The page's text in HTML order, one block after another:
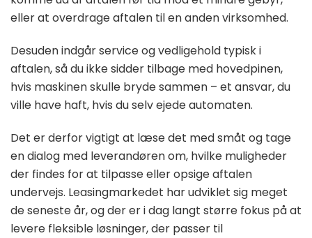
eller at overdrage aftalen til en anden virksomhed.
Desuden indgår service og vedligehold typisk i
aftalen, så du ikke sidder tilbage med hovedpinen,
hvis maskinen skulle bryde sammen – et ansvar, du
ville have haft, hvis du selv ejede automaten.
Det er derfor vigtigt at læse det med småt og tage
en dialog med leverandøren om, hvilke muligheder
der findes for at tilpasse eller opsige aftalen
undervejs. Leasingmarkedet har udviklet sig meget
de seneste år, og der er i dag langt større fokus på at
levere fleksible løsninger, der passer til